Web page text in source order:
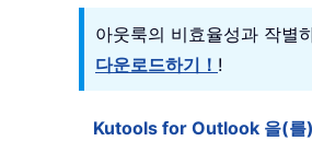
아웃룩의 비효율성과 작별
다운로드하기！ !
Kutools for Outlook 을(를)